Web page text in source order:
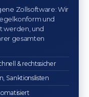
Zollsoftware: Wir
und
werden, und
gesamten
& rechtssicher
Sanktionslisten